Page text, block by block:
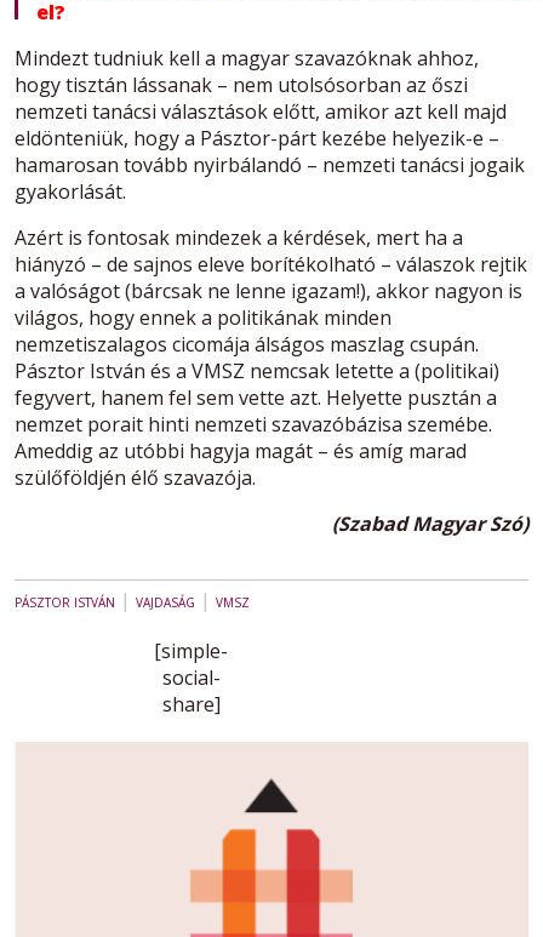
el?
Mindezt tudniuk kell a magyar szavazóknak ahhoz,
hogy tisztán lássanak – nem utolsósorban az őszi
nemzeti tanácsi választások előtt, amikor azt kell majd
eldönteniük, hogy a Pásztor-párt kezébe helyezik-e –
hamarosan tovább nyirbálandó – nemzeti tanácsi jogaik
gyakorlását.
Azért is fontosak mindezek a kérdések, mert ha a
hiányzó – de sajnos eleve borítékolható – válaszok rejtik
a valóságot (bárcsak ne lenne igazam!), akkor nagyon is
világos, hogy ennek a politikának minden
nemzetiszalagos cicomája álságos maszlag csupán.
Pásztor István és a VMSZ nemcsak letette a (politikai)
fegyvert, hanem fel sem vette azt. Helyette pusztán a
nemzet porait hinti nemzeti szavazóbázisa szemébe.
Ameddig az utóbbi hagyja magát – és amíg marad
szülőföldjén élő szavazója.
(Szabad Magyar Szó)
PÁSZTOR ISTVÁN | VAJDASÁG | VMSZ
[simple-
social-
share]